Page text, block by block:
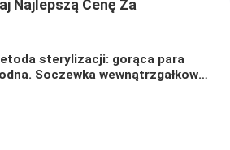
Najlepszą Cenę Za
sterylizacji: gorąca para
Soczewka wewnątrzgałkowa